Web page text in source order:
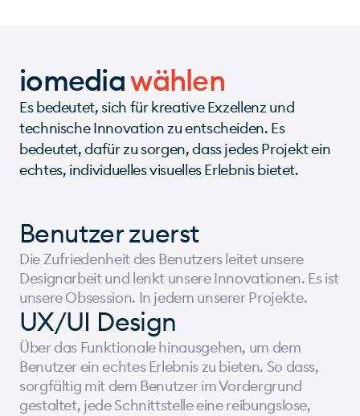
iomediawählen
Es bedeutet, sich für kreative Exzellenz und
technische Innovation zu entscheiden. Es
bedeutet, dafür zu sorgen, dass jedes Projekt ein
echtes, individuelles visuelles Erlebnis bietet.
Benutzer zuerst
Die Zufriedenheit des Benutzers leitet unsere
Designarbeit und lenkt unsere Innovationen. Es ist
unsere Obsession. In jedem unserer Projekte.
UX/UI Design
Über das Funktionale hinausgehen, um dem
Benutzer ein echtes Erlebnis zu bieten. So dass,
sorgfältig mit dem Benutzer im Vordergrund
gestaltet, jede Schnittstelle eine reibungslose,